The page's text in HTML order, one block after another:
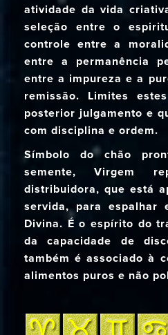
atividade da vida
seleção entre o
controle entre a
entre a permanência
entre a impureza e a
remissão. Limites
posterior julgamento e
com disciplina e ordem.
Símbolo do chão
semente, Virgem
distribuidora, que está
servida, para espalhar
Divina. É o espírito do
da capacidade de
também é associado à
alimentos puros e não